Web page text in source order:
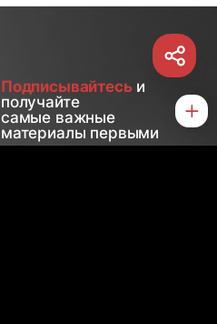
Подписывайтесьи
получайте
самые важные
материалы первыми